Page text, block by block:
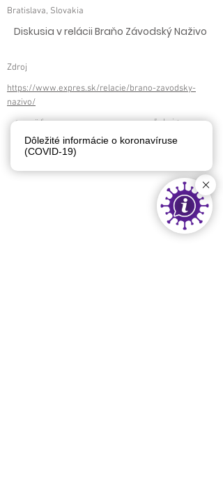
Bratislava, Slovakia
Diskusia v relácii Braňo Závodský Naživo
Zdroj
https://www.expres.sk/relacie/brano-zavodsky-
nazivo/
< späť ďalej >
Dôležité informácie o koronavíruse
(COVID-19)